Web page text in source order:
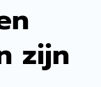
zijn